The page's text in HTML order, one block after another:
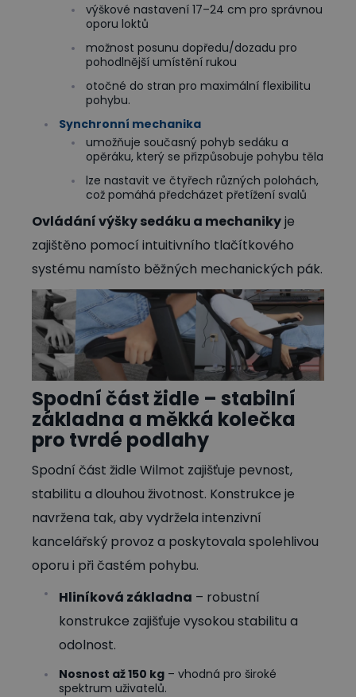
výškové nastavení 17–24 cm pro správnou
oporu loktů
možnost posunu dopředu/dozadu pro
pohodlnější umístění rukou
otočné do stran pro maximální flexibilitu
pohybu.
Synchronní mechanika
umožňuje současný pohyb sedáku a
opěráku, který se přizpůsobuje pohybu těla
lze nastavit ve čtyřech různých polohách,
což pomáhá předcházet přetížení svalů
Ovládání výšky sedáku a mechanikyje
zajištěno pomocí intuitivního tlačítkového
systému namísto běžných mechanických pák.
Spodní část židle – stabilní
základna a měkká kolečka
pro tvrdé podlahy
Spodní část židle Wilmot zajišťuje pevnost,
stabilitu a dlouhou životnost. Konstrukce je
navržena tak, aby vydržela intenzivní
kancelářský provoz a poskytovala spolehlivou
oporu i při častém pohybu.
Hliníková základna – robustní
konstrukce zajišťuje vysokou stabilitu a
odolnost.
Nosnost až 150 kg – vhodná pro široké
spektrum uživatelů.